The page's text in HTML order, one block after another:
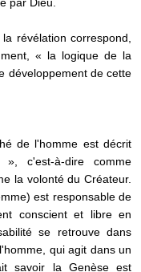
révélation correspond,
« la logique de la
développement de cette
de l'homme est décrit
c'est-à-dire comme
la volonté du Créateur.
est responsable de
conscient et libre en
se retrouve dans
qui agit dans un
savoir la Genèse est